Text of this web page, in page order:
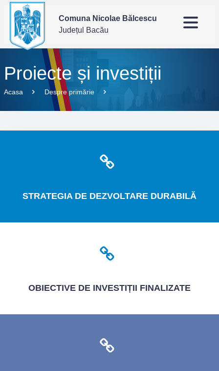
Comuna Nicolae Bălcescu
Județul Bacău
Proiecte și investiții
Acasa Despre primărie
STRATEGIADE DEZVOLTARE DURABILĂ
OBIECTIVE DE INVESTIȚII FINALIZATE